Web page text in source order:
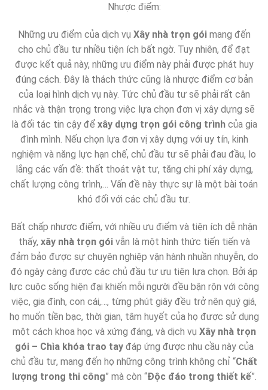
Nhược điểm:
Những ưu điểm của dịch vụ Xây nhà trọn góimang đến
cho chủ đầu tư nhiều tiện ích bất ngờ. Tuy nhiên, để đạt
được kết quả này, những ưu điểm này phải được phát huy
đúng cách. Đây là thách thức cũng là nhược điểm cơ bản
của loại hình dịch vụ này. Tức chủ đầu tư sẽ phải rất cân
nhắc và thận trọng trong việc lựa chọn đơn vị xây dựng sẽ
là đối tác tin cậy để xây dựng trọn gói công trìnhcủa gia
đình mình. Nếu chọn lựa đơn vị xây dựng với uy tín, kinh
nghiệm và năng lực hạn chế, chủ đầu tư sẽ phải đau đầu, lo
lắng các vấn đề: thất thoát vật tư, tăng chi phí xây dựng,
chất lượng công trình,… Vấn đề này thực sự là một bài toán
khó đối với các chủ đầu tư.
Bất chấp nhược điểm, với nhiều ưu điểm và tiện ích dễ nhận
thấy, xây nhà trọn góivẫn là một hình thức tiến tiến và
đảm bảo được sự chuyên nghiệp vận hành nhuần nhuyễn, do
đó ngày càng được các chủ đầu tư ưu tiên lựa chọn. Bởi áp
lực cuộc sống hiện đại khiến mỗi người đều bận rộn với công
việc, gia đình, con cái,…, từng phút giây đều trở nên quý giá,
họ muốn tiền bạc, thời gian, tâm huyết của họ được sử dụng
một cách khoa học và xứng đáng, và dịch vụ Xây nhà trọn
gói – Chìa khóa trao tayđáp ứng được nhu cầu này của
chủ đầu tư, mang đến họ những công trình không chỉ “Chất
lượng trong thi công” mà còn “Độc đáo trong thiết kế”.